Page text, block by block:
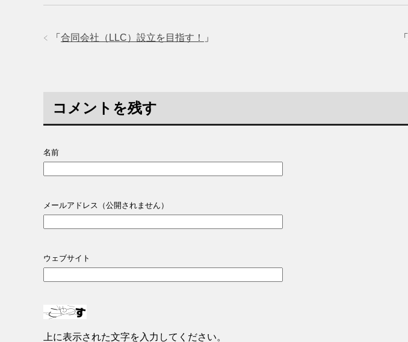
「
「 合同会社（LLC）設立を目指す！ 」
コメントを残す
名前
メールアドレス（公開されません）
ウェブサイト
上に表示された文字を入力してください。